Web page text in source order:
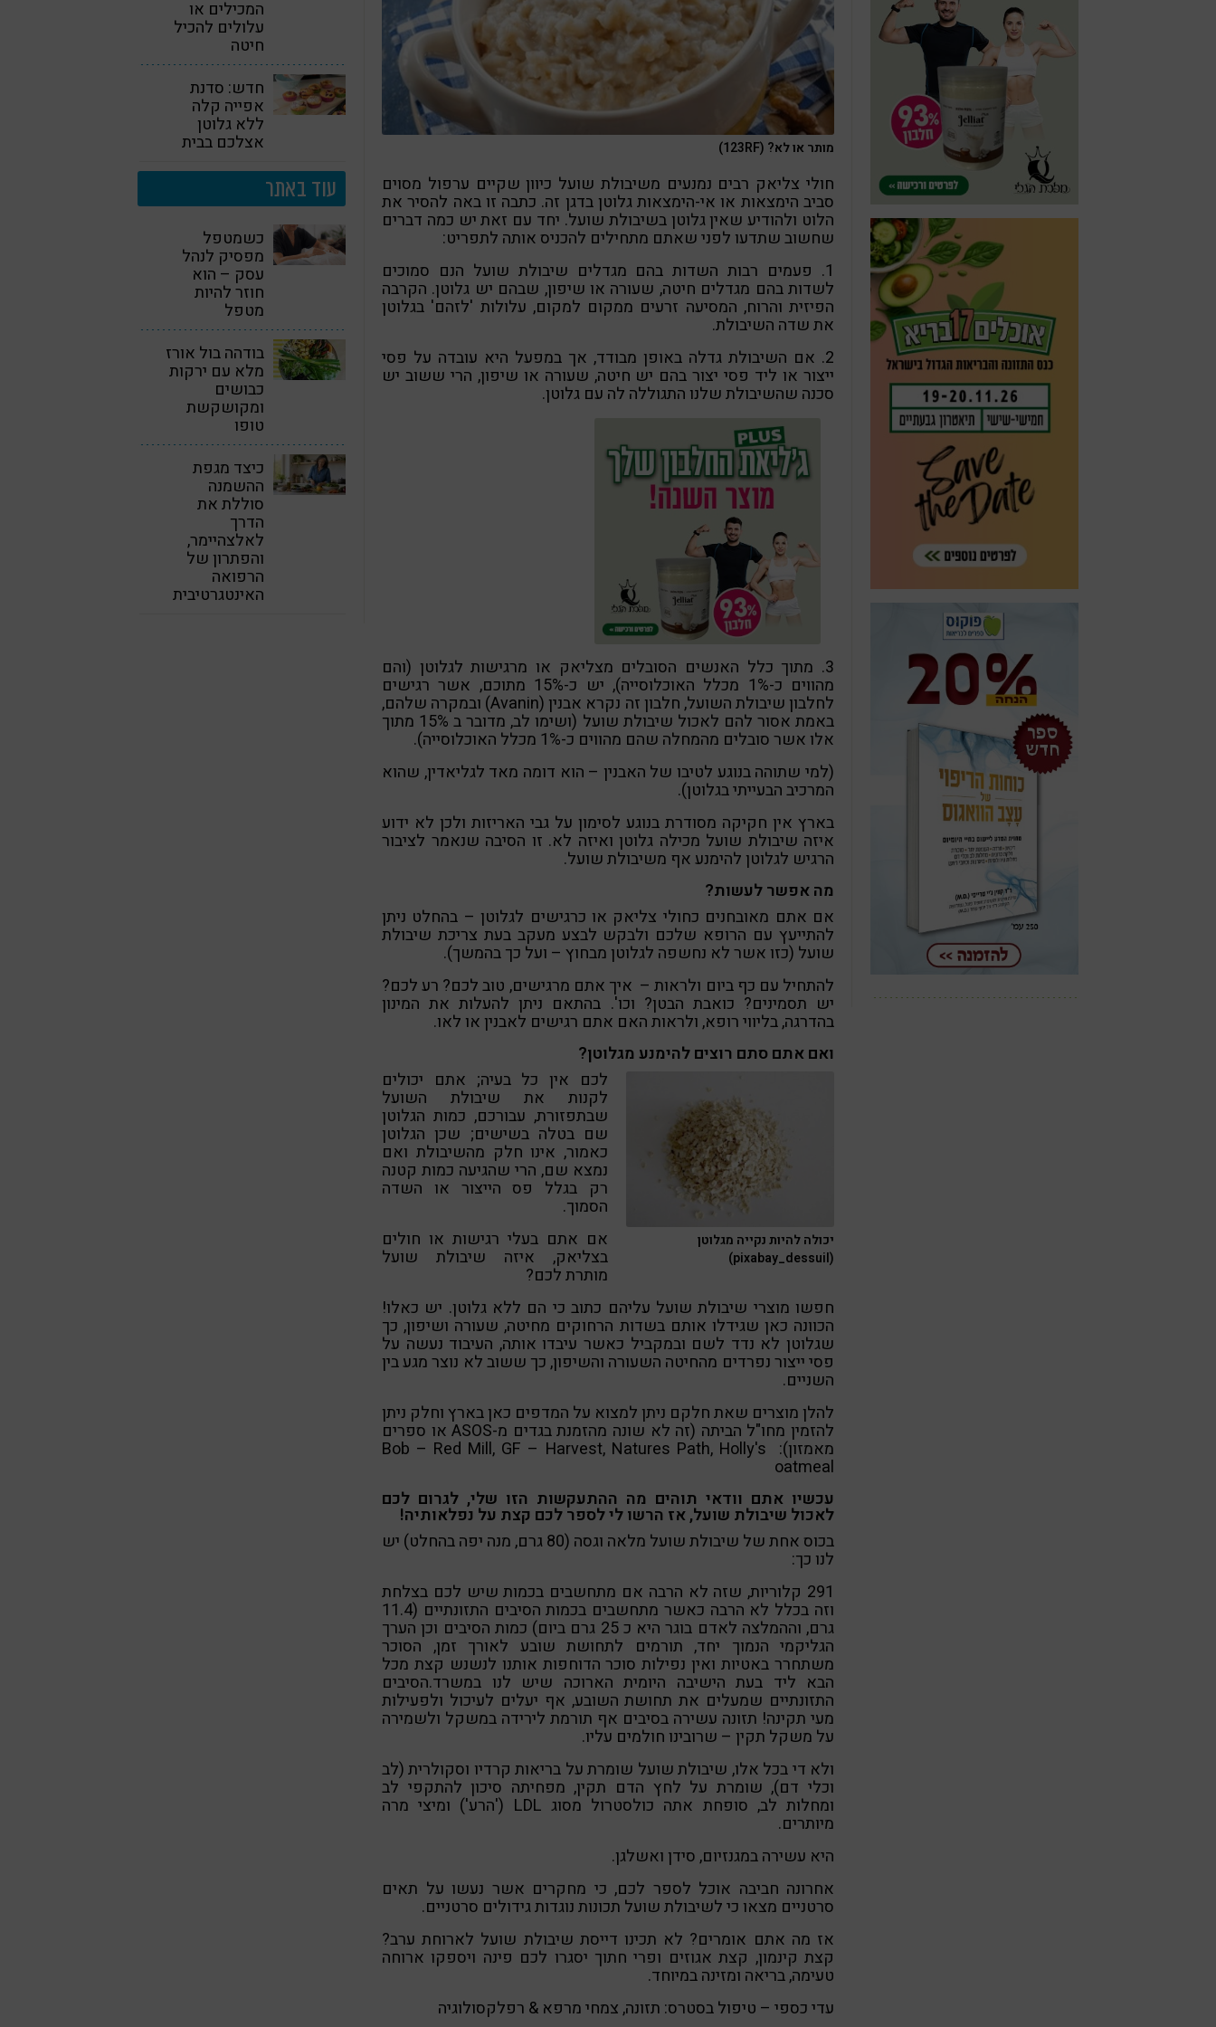
מותר או לא? (123RF)
חולי צליאק רבים נמנעים משיבולת שועל כיוון שקיים ערפול מסוים
סביב הימצאות או אי-הימצאות גלוטן בדגן זה. כתבה זו באה להסיר את
הלוט ולהודיע שאין גלוטן בשיבולת שועל. יחד עם זאת יש כמה דברים
שחשוב שתדעו לפני שאתם מתחילים להכניס אותה לתפריט:
1. פעמים רבות השדות בהם מגדלים שיבולת שועל הנם סמוכים
לשדות בהם מגדלים חיטה, שעורה או שיפון, שבהם יש גלוטן. הקרבה
הפיזית והרוח, המסיעה זרעים ממקום למקום, עלולות 'לזהם' בגלוטן
את שדה השיבולת.
2. אם השיבולת גדלה באופן מבודד, אך במפעל היא עובדה על פסי
ייצור או ליד פסי יצור בהם יש חיטה, שעורה או שיפון, הרי ששוב יש
סכנה שהשיבולת שלנו התגוללה לה עם גלוטן.
3. מתוך כלל האנשים הסובלים מצליאק או מרגישות לגלוטן (והם
מהווים כ-1% מכלל האוכלוסייה), יש כ-15% מתוכם, אשר רגישים
לחלבון שיבולת השועל, חלבון זה נקרא אבנין (Avanin) ובמקרה שלהם,
באמת אסור להם לאכול שיבולת שועל (ושימו לב, מדובר ב 15% מתוך
אלו אשר סובלים מהמחלה שהם מהווים כ-1% מכלל האוכלוסייה).
(למי שתוהה בנוגע לטיבו של האבנין – הוא דומה מאד לגליאדין, שהוא
המרכיב הבעייתי בגלוטן).
בארץ אין חקיקה מסודרת בנוגע לסימון על גבי האריזות ולכן לא ידוע
איזה שיבולת שועל מכילה גלוטן ואיזה לא. זו הסיבה שנאמר לציבור
הרגיש לגלוטן להימנע אף משיבולת שועל.
מה אפשר לעשות?
אם אתם מאובחנים כחולי צליאק או כרגישים לגלוטן – בהחלט ניתן
להתייעץ עם הרופא שלכם ולבקש לבצע מעקב בעת צריכת שיבולת
שועל (כזו אשר לא נחשפה לגלוטן מבחוץ – ועל כך בהמשך).
להתחיל עם כף ביום ולראות – איך אתם מרגישים, טוב לכם? רע לכם?
יש תסמינים? כואבת הבטן? וכו'. בהתאם ניתן להעלות את המינון
בהדרגה, בליווי רופא, ולראות האם אתם רגישים לאבנין או לאו.
ואם אתם סתם רוצים להימנע מגלוטן?
יכולה להיות נקייה מגלוטן
(pixabay_dessuil)
לכם אין כל בעיה; אתם יכולים
לקנות את שיבולת השועל
שבתפזורת, עבורכם, כמות הגלוטן
שם בטלה בשישים; שכן הגלוטן
כאמור, אינו חלק מהשיבולת ואם
נמצא שם, הרי שהגיעה כמות קטנה
רק בגלל פס הייצור או השדה
הסמוך.
אם אתם בעלי רגישות או חולים
בצליאק, איזה שיבולת שועל
מותרת לכם?
חפשו מוצרי שיבולת שועל עליהם כתוב כי הם ללא גלוטן. יש כאלו!
הכוונה כאן שגידלו אותם בשדות הרחוקים מחיטה, שעורה ושיפון, כך
שגלוטן לא נדד לשם ובמקביל כאשר עיבדו אותה, העיבוד נעשה על
פסי ייצור נפרדים מהחיטה השעורה והשיפון, כך ששוב לא נוצר מגע בין
השניים.
להלן מוצרים שאת חלקם ניתן למצוא על המדפים כאן בארץ וחלק ניתן
להזמין מחו"ל הביתה (זה לא שונה מהזמנת בגדים מ-ASOS או ספרים
מאמזון): Bob – Red Mill, GF – Harvest, Natures Path, Holly's
oatmeal
עכשיו אתם וודאי תוהים מה ההתעקשות הזו שלי, לגרום לכם
לאכול שיבולת שועל, אז הרשו לי לספר לכם קצת על נפלאותיה!
בכוס אחת של שיבולת שועל מלאה וגסה (80 גרם, מנה יפה בהחלט) יש
לנו כך:
291 קלוריות, שזה לא הרבה אם מתחשבים בכמות שיש לכם בצלחת
וזה בכלל לא הרבה כאשר מתחשבים בכמות הסיבים התזונתיים (11.4
גרם, וההמלצה לאדם בוגר היא כ 25 גרם ביום) כמות הסיבים וכן הערך
הגליקמי הנמוך יחד, תורמים לתחושת שובע לאורך זמן, הסוכר
משתחרר באטיות ואין נפילות סוכר הדוחפות אותנו לנשנש קצת מכל
הבא ליד בעת הישיבה היומית הארוכה שיש לנו במשרד.הסיבים
התזונתיים שמעלים את תחושת השובע, אף יעלים לעיכול ולפעילות
מעי תקינה! תזונה עשירה בסיבים אף תורמת לירידה במשקל ולשמירה
על משקל תקין – שרובינו חולמים עליו.
ולא די בכל אלו, שיבולת שועל שומרת על בריאות קרדיו וסקולרית (לב
וכלי דם), שומרת על לחץ הדם תקין, מפחיתה סיכון להתקפי לב
ומחלות לב, סופחת אתה כולסטרול מסוג LDL ('הרע') ומיצי מרה
מיותרים.
היא עשירה במגנזיום, סידן ואשלגן.
אחרונה חביבה אוכל לספר לכם, כי מחקרים אשר נעשו על תאים
סרטניים מצאו כי לשיבולת שועל תכונות נוגדות גידולים סרטניים.
אז מה אתם אומרים? לא תכינו דייסת שיבולת שועל לארוחת ערב?
קצת קינמון, קצת אגוזים ופרי חתוך יסגרו לכם פינה ויספקו ארוחה
טעימה, בריאה ומזינה במיוחד.
עדי כספי – טיפול בסטרס: תזונה, צמחי מרפא & רפלקסולוגיה
המכילים או
עלולים להכיל
חיטה
חדש: סדנת
אפייה קלה
ללא גלוטן
אצלכם בבית
עוד באתר
כשמטפל
מפסיק לנהל
עסק – הוא
חוזר להיות
מטפל
בודהה בול אורז
מלא עם ירקות
כבושים
ומקושקשת
טופו
כיצד מגפת
ההשמנה
סוללת את
הדרך
לאלצהיימר,
והפתרון של
הרפואה
האינטגרטיבית